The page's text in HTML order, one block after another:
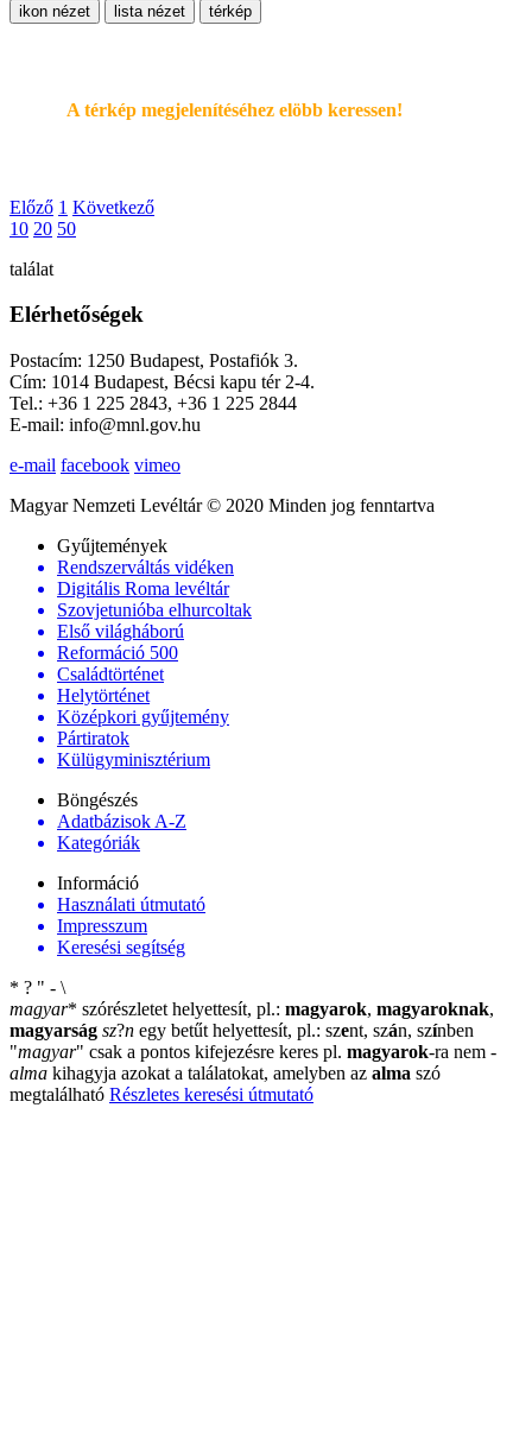
ikon nézet lista nézet térkép
A térkép megjelenítéséhez elöbb keressen!
Előző 1 Következő
10 20 50
találat
Elérhetőségek
Postacím: 1250 Budapest, Postafiók 3.
Cím: 1014 Budapest, Bécsi kapu tér 2-4.
Tel.: +36 1 225 2843, +36 1 225 2844
E-mail: info@mnl.gov.hu
e-mail facebook vimeo
Magyar Nemzeti Levéltár © 2020 Minden jog fenntartva
Gyűjtemények
Rendszerváltás vidéken
Digitális Roma levéltár
Szovjetunióba elhurcoltak
Első világháború
Reformáció 500
Családtörténet
Helytörténet
Középkori gyűjtemény
Pártiratok
Külügyminisztérium
Böngészés
Adatbázisok A-Z
Kategóriák
Információ
Használati útmutató
Impresszum
Keresési segítség
* ? " - \
magyar* szórészletet helyettesít, pl.: magyarok, magyaroknak,
magyarság sz?n egy betűt helyettesít, pl.: szent, szán, színben
"magyar" csak a pontos kifejezésre keres pl. magyarok-ra nem -
alma kihagyja azokat a találatokat, amelyben az alma szó
megtalálható Részletes keresési útmutató